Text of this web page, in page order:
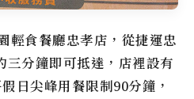
輕食餐廳忠孝店 ，從捷運忠
三分鐘即可抵達，店裡設有
日尖峰用餐限制90分鐘，